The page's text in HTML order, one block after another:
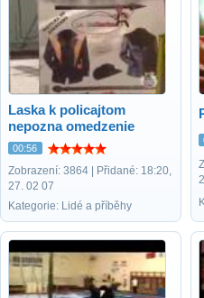
Laska k policajtom
nepozna omedzenie
00:56
Zobrazení: 3864 | Přidané: 18:20,
27. 02 07
Kategorie: Lidé a příběhy